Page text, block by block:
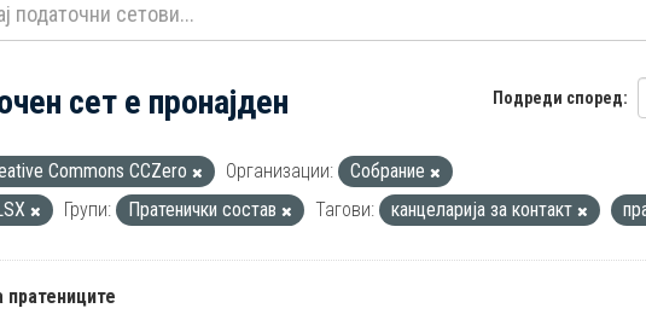
Подреди според
сет е пронајден
Commons CCZero Организации:
Собрание
Групи: Пратенички состав Тагови: канцеларија за контакт
пратениците